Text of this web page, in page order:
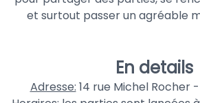
et surtout passer un agréable
En details
Adresse: 14 rue Michel Rocher